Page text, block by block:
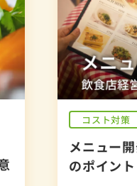
コスト対策
メニュー
のポイン